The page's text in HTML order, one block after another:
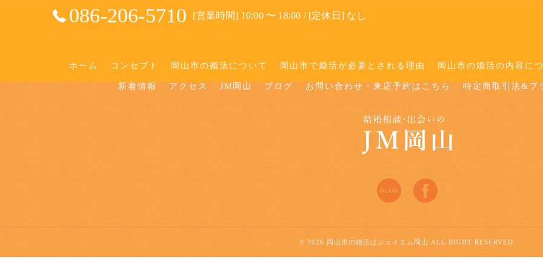
086-206-5710 [営業時間] 10:00 〜 18:00 / [定休日] なし
ホーム コンセプト 岡山市の婚活について 岡山市で婚活が必要とされる理由 岡山市の婚活の内容に
新着情報 アクセス JM岡山 ブログ お問い合わせ・来店予約はこちら 特定商取引法&プ
© 2026 岡山市の婚活はジェイエム岡山 ALL RIGHT RESERVED.